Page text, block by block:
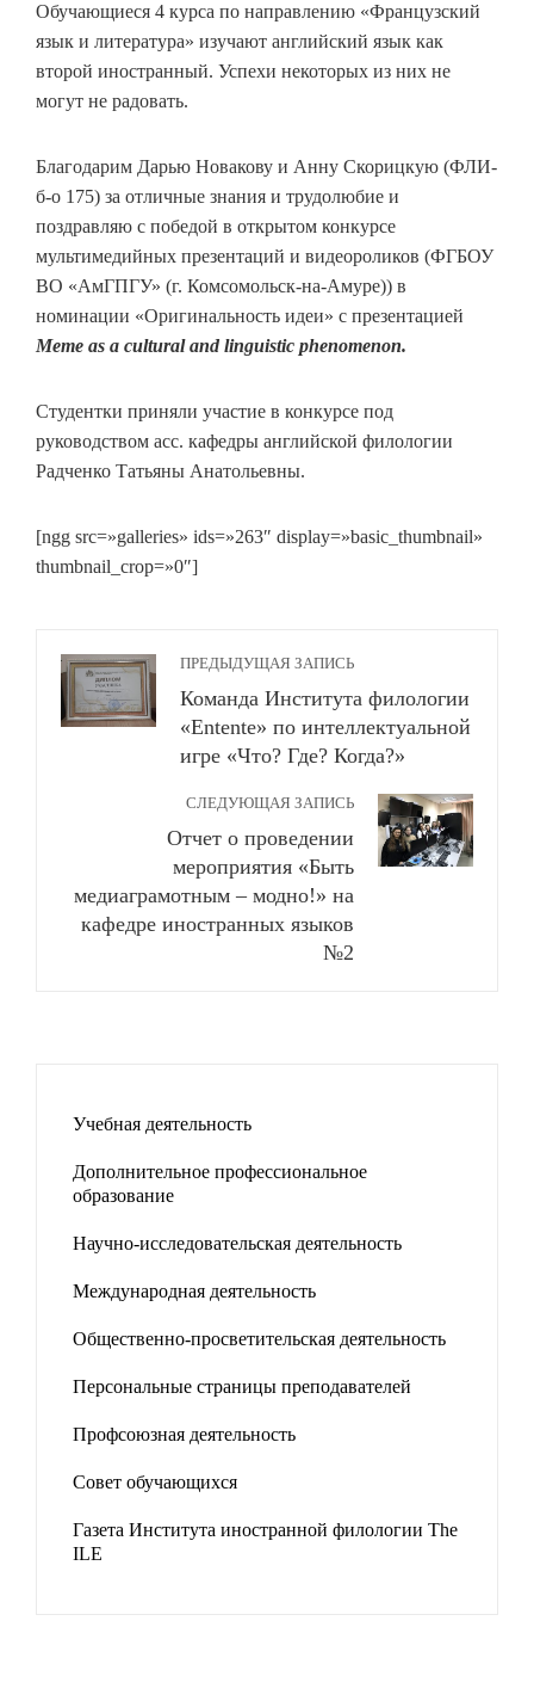
Обучающиеся 4 курса по направлению «Французский
язык и литература» изучают английский язык как
второй иностранный. Успехи некоторых из них не
могут не радовать.
Благодарим Дарью Новакову и Анну Скорицкую (ФЛИ-
б-о 175) за отличные знания и трудолюбие и
поздравляю с победой в открытом конкурсе
мультимедийных презентаций и видеороликов (ФГБОУ
ВО «АмГПГУ» (г. Комсомольск-на-Амуре)) в
номинации «Оригинальность идеи» c презентацией
Meme as a cultural and linguistic phenomenon.
Студентки приняли участие в конкурсе под
руководством асс. кафедры английской филологии
Радченко Татьяны Анатольевны.
[ngg src=»galleries» ids=»263″ display=»basic_thumbnail»
thumbnail_crop=»0″]
ПРЕДЫДУЩАЯ ЗАПИСЬ
Команда Института филологии
«Entente» по интеллектуальной
игре «Что? Где? Когда?»
СЛЕДУЮЩАЯ ЗАПИСЬ
Отчет о проведении
мероприятия «Быть
медиаграмотным – модно!» на
кафедре иностранных языков
№2
Учебная деятельность
Дополнительное профессиональное
образование
Научно-исследовательская деятельность
Международная деятельность
Общественно-просветительская деятельность
Персональные страницы преподавателей
Профсоюзная деятельность
Совет обучающихся
Газета Института иностранной филологии The
ILE